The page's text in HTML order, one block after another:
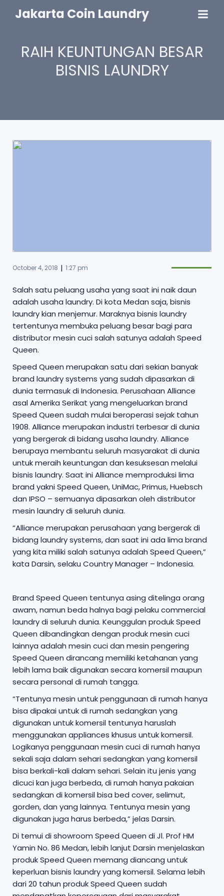
Jakarta Coin Laundry
RAIH KEUNTUNGAN BESAR
BISNIS LAUNDRY
October 4, 2018 | 1:27 pm
Salah satu peluang usaha yang saat ini naik daun
adalah usaha laundry. Di kota Medan saja, bisnis
laundry kian menjemur. Maraknya bisnis laundry
tertentunya membuka peluang besar bagi para
distributor mesin cuci salah satunya adalah Speed
Queen.
Speed Queen merupakan satu dari sekian banyak
brand laundry systems yang sudah dipasarkan di
dunia termasuk di Indonesia. Perusahaan Alliance
asal Amerika Serikat yang mengeluarkan brand
Speed Queen sudah mulai beroperasi sejak tahun
1908. Alliance merupakan industri terbesar di dunia
yang bergerak di bidang usaha laundry. Alliance
berupaya membantu seluruh masyarakat di dunia
untuk meraih keuntungan dan kesuksesan melalui
bisnis laundry. Saat ini Alliance memproduksi lima
brand yakni Speed Queen, UniMac, Primus, Huebsch
dan IPSO – semuanya dipasarkan oleh distributor
mesin laundry di seluruh dunia.
“Alliance merupakan perusahaan yang bergerak di
bidang laundry systems, dan saat ini ada lima brand
yang kita miliki salah satunya adalah Speed Queen,”
kata Darsin, selaku Country Manager – Indonesia.
Brand Speed Queen tentunya asing ditelinga orang
awam, namun beda halnya bagi pelaku commercial
laundry di seluruh dunia. Keunggulan produk Speed
Queen dibandingkan dengan produk mesin cuci
lainnya adalah mesin cuci dan mesin pengering
Speed Queen dirancang memiliki ketahanan yang
lebih lama baik digunakan secara komersil maupun
secara personal di rumah tangga.
“Tentunya mesin untuk penggunaan di rumah hanya
bisa dipakai untuk di rumah sedangkan yang
digunakan untuk komersil tentunya haruslah
menggunakan appliances khusus untuk komersil.
Logikanya penggunaan mesin cuci di rumah hanya
sekali saja dalam sehari sedangkan yang komersil
bisa berkali-kali dalam sehari. Selain itu jenis yang
dicuci kan juga berbeda, di rumah hanya pakaian
sedangkan di komersil bisa bed cover, selimut,
gorden, dan yang lainnya. Tentunya mesin yang
digunakan juga harus berbeda,” jelas Darsin.
Di temui di showroom Speed Queen di Jl. Prof HM
Yamin No. 86 Medan, lebih lanjut Darsin menjelaskan
produk Speed Queen memang diancang untuk
keperluan bisnis laundry yang komersil. Selama lebih
dari 20 tahun produk Speed Queen sudah